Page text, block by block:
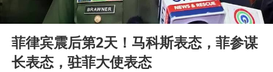
中巨芯：上半年归母净利润1405.77万元
38岁演员求职万岁山NPC成功
国乒男单横滨冠军赛全军覆没
Play
00:00 05:56
菲律宾震后第2天！马科斯表态，菲参谋
长表态，驻菲大使表态